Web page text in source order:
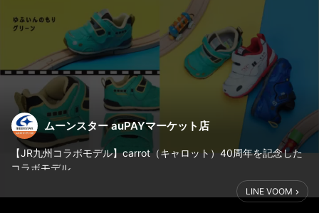
ムーンスター auPAYマーケット店
【JR九州コラボモデル】carrot（キャロット）40周年を記念した
コラボモデル。
【 2025/10/11（土） 10:00 RELEASE 】
LINE VOOM